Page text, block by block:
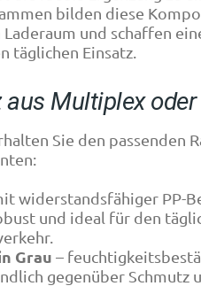
bilden diese
und schaffen
täglichen Einsatz.
aus Multiplex
Sie den passenden
widerstandsfähiger PP-
und ideal für den
Grau –
gegenüber Schmutz